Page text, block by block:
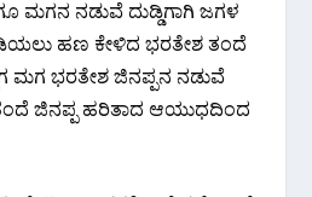
ಮಗನ ನಡುವೆ ದುಡ್ಡಿಗಾಗಿ ಜಗಳ
ಹಣ ಕೇಳಿದ ಭರತೇಶ ತಂದೆ
ಮಗ ಭರತೇಶ ಜಿನಪ್ಪನ ನಡುವೆ
ಜಿನಪ್ಪ ಹರಿತಾದ ಆಯುಧದಿಂದ